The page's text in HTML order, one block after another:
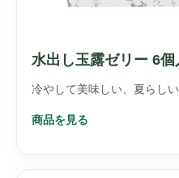
水出し玉露ゼリー 6個
冷やして美味しい、夏らし
商品を見る